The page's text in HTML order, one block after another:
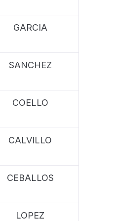
GARCIA
SANCHEZ
COELLO
CALVILLO
CEBALLOS
LOPEZ